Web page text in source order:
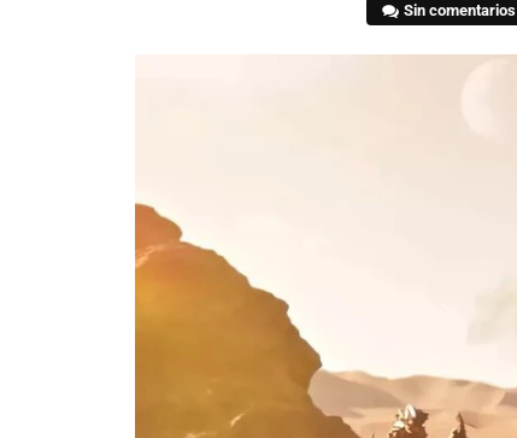
Sin comentarios